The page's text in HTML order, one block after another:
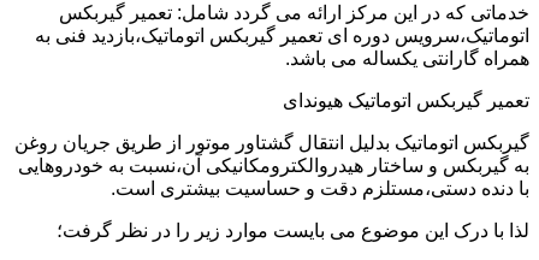
خدماتی که در این مرکز ارائه می گردد شامل: تعمیر گیربکس
اتوماتیک،سرویس دوره ای تعمیر گیربکس اتوماتیک،بازدید فنی به
همراه گارانتی یکساله می باشد.
تعمیر گیربکس اتوماتیک هیوندای
گیربکس اتوماتیک بدلیل انتقال گشتاور موتور از طریق جریان روغن
به گیربکس و ساختار هیدروالکترومکانیکی آن،نسبت به خودروهایی
با دنده دستی،مستلزم دقت و حساسیت بیشتری است.
لذا با درک این موضوع می بایست موارد زیر را در نظر گرفت؛